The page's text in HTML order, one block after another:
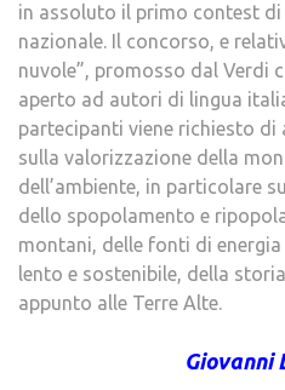
in assoluto il primo contest di
nazionale. Il concorso, e
nuvole”, promosso dal Verdi
aperto ad autori di lingua
partecipanti viene richiesto
sulla valorizzazione della
dell’ambiente, in particolare
dello spopolamento e
montani, delle fonti di
lento e sostenibile, della
appunto alle Terre Alte.
Giovanni